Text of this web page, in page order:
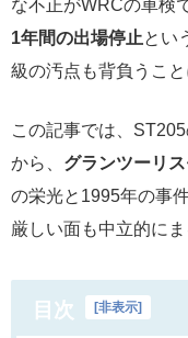
な不正がWRCの車検
1年間の出場停止 とい
級の汚点も背負うこ
この記事では、
から、 グランツーリ
の栄光と1995年の事
厳しい面も中立的にま
目次 [非表示]